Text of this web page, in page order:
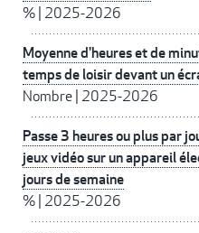
% 2025-2026
Moyenne d'heures et de
temps de loisir devant un
Nombre 2025-2026
Passe 3 heures ou plus par
jeux vidéo sur un appareil
jours de semaine
% 2025-2026